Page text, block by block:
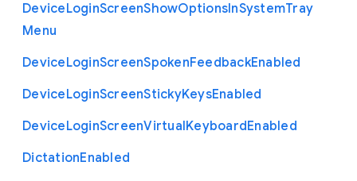
DeviceLoginScreenShowOptionsInSystemTray
Menu
DeviceLoginScreenSpokenFeedbackEnabled
DeviceLoginScreenStickyKeysEnabled
DeviceLoginScreenVirtualKeyboardEnabled
DictationEnabled